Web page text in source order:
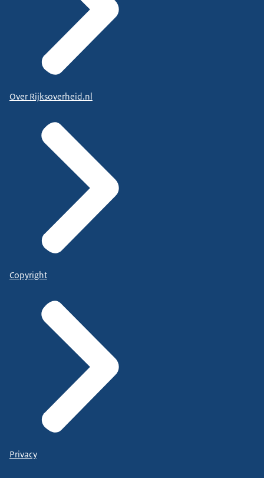
Over Rijksoverheid.nl
Copyright
Privacy